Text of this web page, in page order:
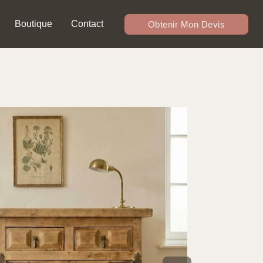
Boutique Contact Obtenir Mon Devis